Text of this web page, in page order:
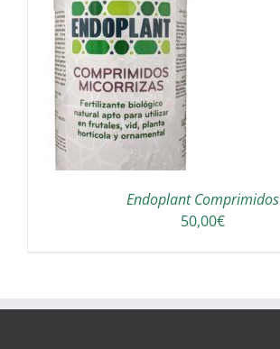
Endoplant Comprimidos
50,00€